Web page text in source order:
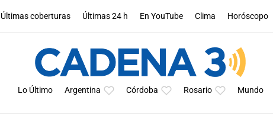
Últimas coberturas Últimas 24 h En YouTube Clima Horóscopo
Lo Último Argentina Córdoba Rosario Mundo